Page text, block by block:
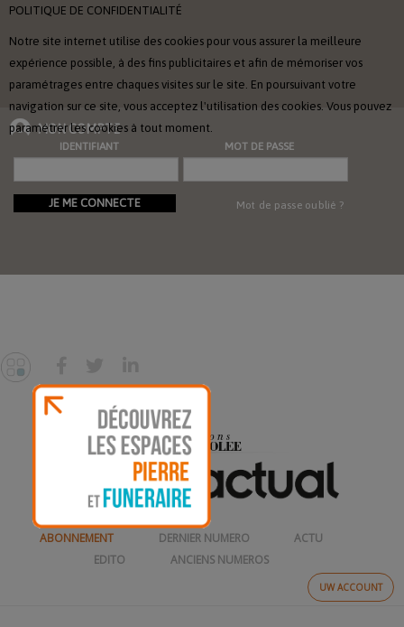
POLITIQUE DE CONFIDENTIALITÉ
Notre site internet utilise des cookies pour vous assurer la meilleure
expérience possible, à des fins publicitaires et afin de mémoriser vos
paramétrages entre chaques visites sur le site. En poursuivant votre
navigation sur ce site, vous acceptez l'utilisation des cookies. Vous pouvez
paramétrer les cookies à tout moment.
MON COMPTE
IDENTIFIANT MOT DE PASSE
JE ME CONNECTE Mot de passe oublié ?
UW ACCOUNT
ABONNEMENT DERNIER NUMERO
ACTU
EDITO
ANCIENS NUMEROS